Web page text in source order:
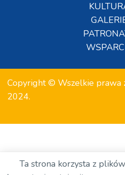
Copyright © Wszelkie prawa
2024.
Ta strona korzysta z